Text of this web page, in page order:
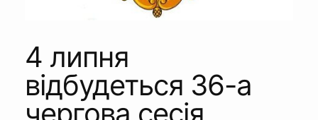
4 липня
відбудеться 36-а